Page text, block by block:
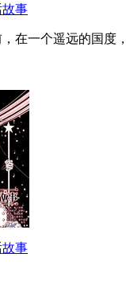
事
在一个遥远的国度
事